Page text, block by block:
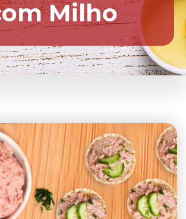
Milho